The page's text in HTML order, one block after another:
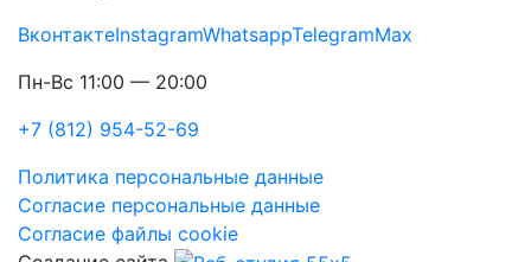
ВконтактеInstagramWhatsappTelegramMax
Пн-Вс 11:00 — 20:00
+7 (812) 954-52-69
Политика персональные данные
Согласие персональные данные
Согласие файлы cookie